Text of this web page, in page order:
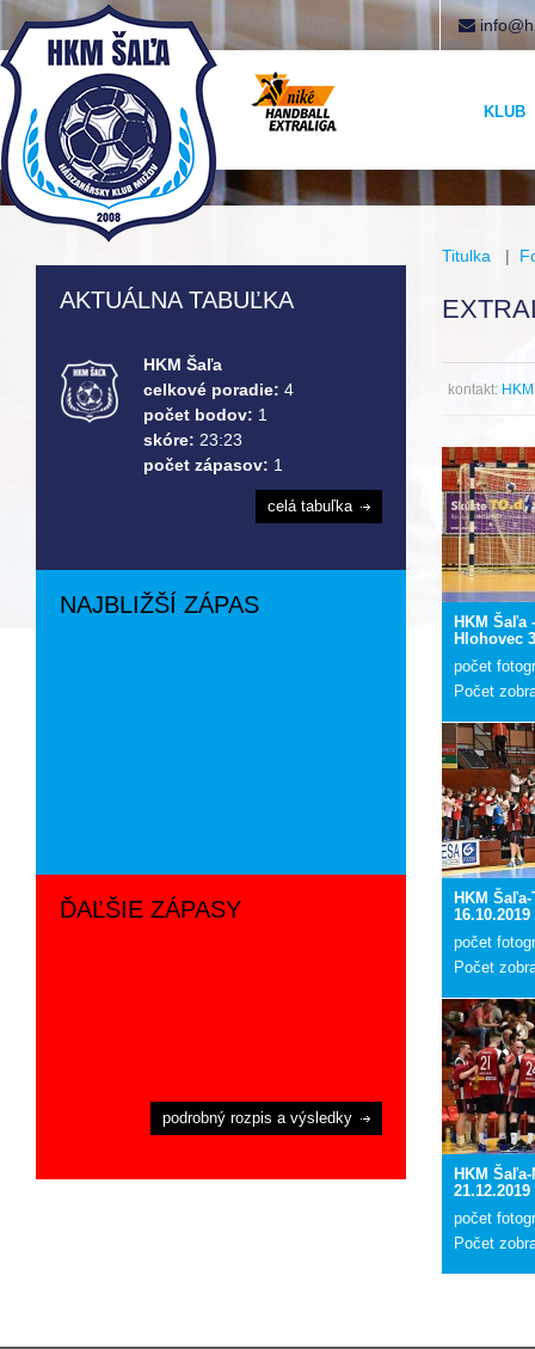
KLUB
Titulka |
kontakt:
HKM Šaľa
Hlohovec
počet
Počet
HKM
16.10.2019
počet
Počet
HKM
21.12.2019
počet
Počet
AKTUÁLNA TABUĽKA
HKM Šaľa
celkové poradie: 4
počet bodov: 1
skóre: 23:23
počet zápasov: 1
celá tabuľka
NAJBLIŽŠÍ ZÁPAS
ĎAĽŠIE ZÁPASY
podrobný rozpis a výsledky